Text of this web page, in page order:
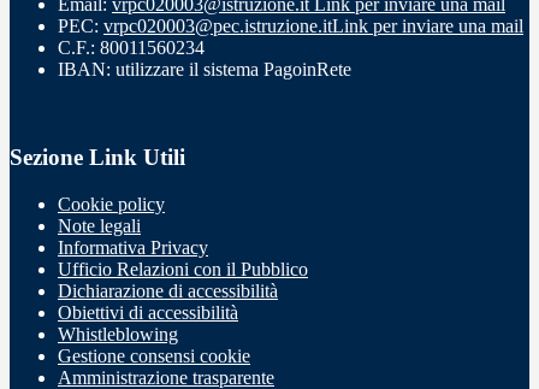
Email: vrpc020003@istruzione.it Link per inviare una mail
PEC: vrpc020003@pec.istruzione.itLink per inviare una mail
C.F.: 80011560234
IBAN: utilizzare il sistema PagoinRete
Sezione Link Utili
Cookie policy
Note legali
Informativa Privacy
Ufficio Relazioni con il Pubblico
Dichiarazione di accessibilità
Obiettivi di accessibilità
Whistleblowing
Gestione consensi cookie
Amministrazione trasparente